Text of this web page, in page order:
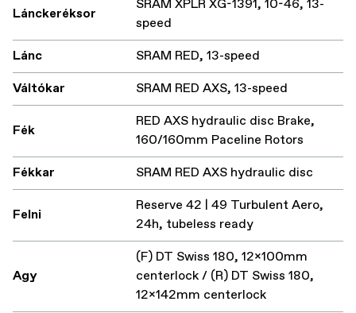
Lánckeréksor
SRAM XPLR XG-1391, 10-46, 13-
speed
Lánc
SRAM RED, 13-speed
Váltókar
SRAM RED AXS, 13-speed
Fék
RED AXS hydraulic disc Brake,
160/160mm Paceline Rotors
Fékkar
SRAM RED AXS hydraulic disc
Felni
Reserve 42 | 49 Turbulent Aero,
24h, tubeless ready
Agy
(F) DT Swiss 180, 12x100mm
centerlock / (R) DT Swiss 180,
12x142mm centerlock